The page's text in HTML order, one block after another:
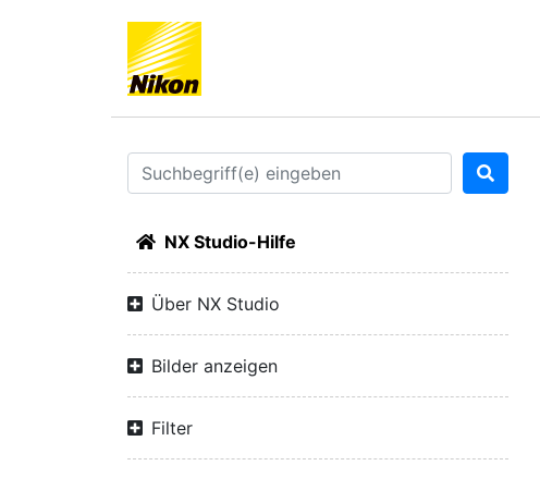
NX Studio-Hilfe
Über NX Studio
Bilder anzeigen
Filter